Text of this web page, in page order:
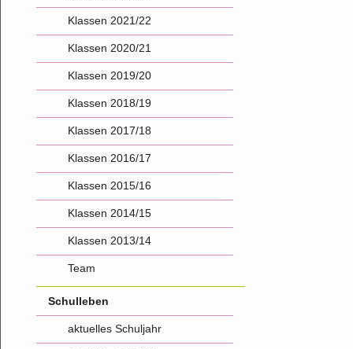
Klassen 2021/22
Klassen 2020/21
Klassen 2019/20
Klassen 2018/19
Klassen 2017/18
Klassen 2016/17
Klassen 2015/16
Klassen 2014/15
Klassen 2013/14
Team
Schulleben
aktuelles Schuljahr